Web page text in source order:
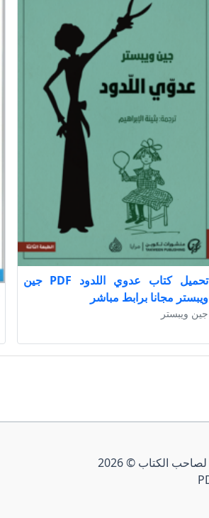
تحميل كتاب عدوي اللدود PDF جين
ويبستر مجانا برابط مباشر
جين ويبستر
حقوق الطبع والنشر محفوظة لصاحب الكتاب © 2026